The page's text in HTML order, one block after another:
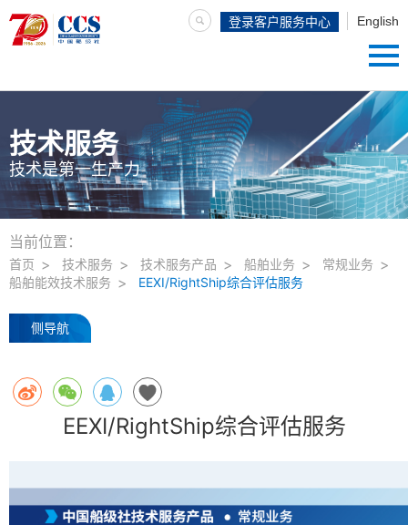
English
登录客户服务中心
技术服务
技术是第一生产力
当前位置：
首页 技术服务 技术服务产品 船舶业务
常规业务
船舶能效技术服务
EEXI/RightShip综合评估服务
侧导航
EEXI/RightShip综合评估服务